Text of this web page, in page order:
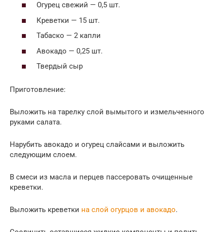
Огурец свежий — 0,5 шт.
Креветки — 15 шт.
Табаско — 2 капли
Авокадо — 0,25 шт.
Твердый сыр
Приготовление:
Выложить на тарелку слой вымытого и измельченного
руками салата.
Нарубить авокадо и огурец слайсами и выложить
следующим слоем.
В смеси из масла и перцев пассеровать очищенные
креветки.
Выложить креветки на слой огурцов и авокадо.